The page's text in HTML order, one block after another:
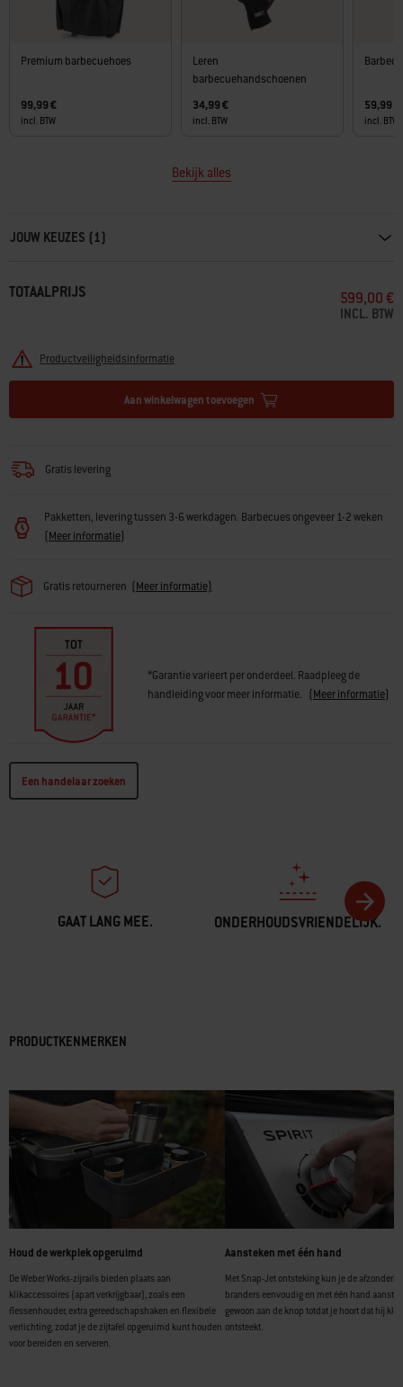
Premium barbecuehoes
99,99 €
incl. BTW
Leren
barbecuehandschoenen
34,99 €
incl. BTW
59,99 €
incl. BTW
Bekijk alles
JOUW KEUZES (1)
TOTAALPRIJS 599,00 €
INCL. BTW
Productveiligheidsinformatie
Aan winkelwagen toevoegen
Gratis levering
Pakketten, levering tussen 3-6 werkdagen. Barbecues ongeveer 1-2 weken
(Meer informatie)
Gratis retourneren (Meer informatie)
*Garantie varieert per onderdeel. Raadpleeg de
handleiding voor meer informatie. (Meer informatie)
Een handelaar zoeken
GAAT LANG MEE. ONDERHOUDSVRIENDELIJK.
PRODUCTKENMERKEN
Houd de werkplek opgeruimd
De Weber Works-zijrails bieden plaats aan
klikaccessoires (apart verkrijgbaar), zoals een
flessenhouder, extra gereedschapshaken en flexibele
verlichting, zodat je de zijtafel opgeruimd kunt houden
voor bereiden en serveren.
Aansteken met één hand
Met Snap-Jet ontsteking kun je de
branders eenvoudig en met één hand
gewoon aan de knop totdat je hoort dat hij
ontsteekt.